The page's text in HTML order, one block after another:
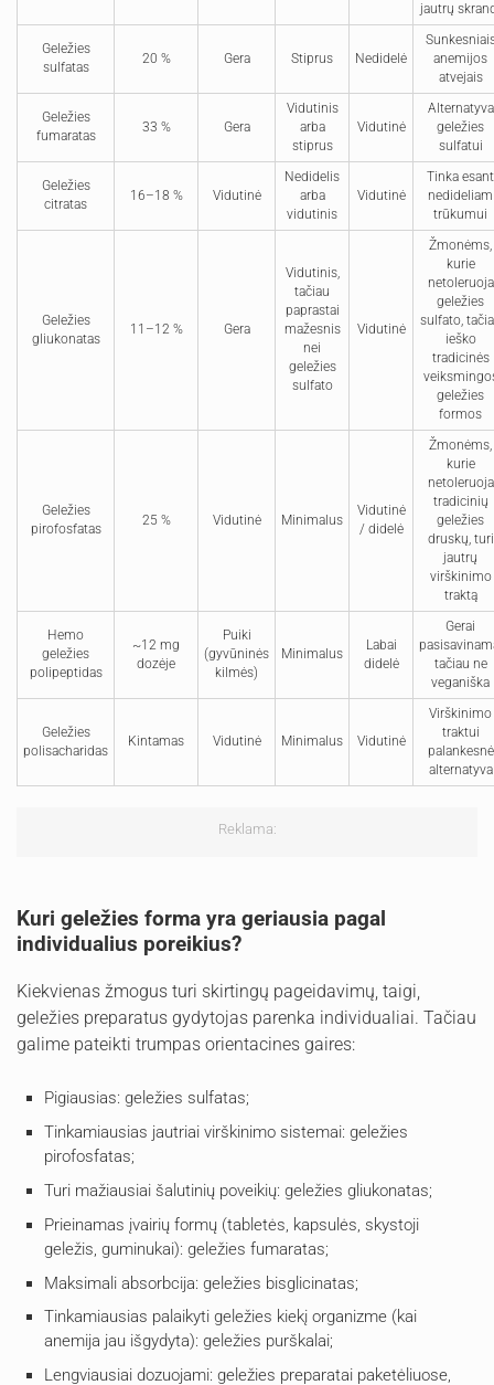
jautrų
Geležies
sulfatas
20 % Gera Stiprus Nedidelė
anemijos
atvejais
Geležies
fumaratas
33 % Gera
Vidutinis
arba
stiprus
Vidutinė
Alternatyva
geležies
sulfatui
Geležies
citratas
16–18 % Vidutinė
Nedidelis
arba
vidutinis
Vidutinė
Tinka esant
nedideliam
trūkumui
Geležies
gliukonatas
11–12 % Gera
Vidutinis,
tačiau
paprastai
mažesnis
nei
geležies
sulfato
Vidutinė
Žmonėms,
kurie
netoleruoja
geležies
sulfato,
ieško
tradicinės
geležies
formos
Geležies
pirofosfatas
25 % Vidutinė Minimalus
Vidutinė
/ didelė
Žmonėms,
kurie
netoleruoja
tradicinių
geležies
druskų, turi
jautrų
virškinimo
traktą
Hemo
geležies
polipeptidas
~12 mg
dozėje
Puiki
(gyvūninės
kilmės)
Minimalus
Labai
didelė
Gerai
tačiau ne
veganiška
Geležies
polisacharidas
Kintamas Vidutinė Minimalus Vidutinė
Virškinimo
traktui
palankesnė
alternatyva
Reklama:
Kuri geležies forma yra geriausia pagal
individualius poreikius?
Kiekvienas žmogus turi skirtingų pageidavimų, taigi,
geležies preparatus gydytojas parenka individualiai. Tačiau
galime pateikti trumpas orientacines gaires:
Pigiausias: geležies sulfatas;
Tinkamiausias jautriai virškinimo sistemai: geležies
pirofosfatas;
Turi mažiausiai šalutinių poveikių: geležies gliukonatas;
Prieinamas įvairių formų (tabletės, kapsulės, skystoji
geležis, guminukai): geležies fumaratas;
Maksimali absorbcija: geležies bisglicinatas;
Tinkamiausias palaikyti geležies kiekį organizme (kai
anemija jau išgydyta): geležies purškalai;
Lengviausiai dozuojami: geležies preparatai paketėliuose,